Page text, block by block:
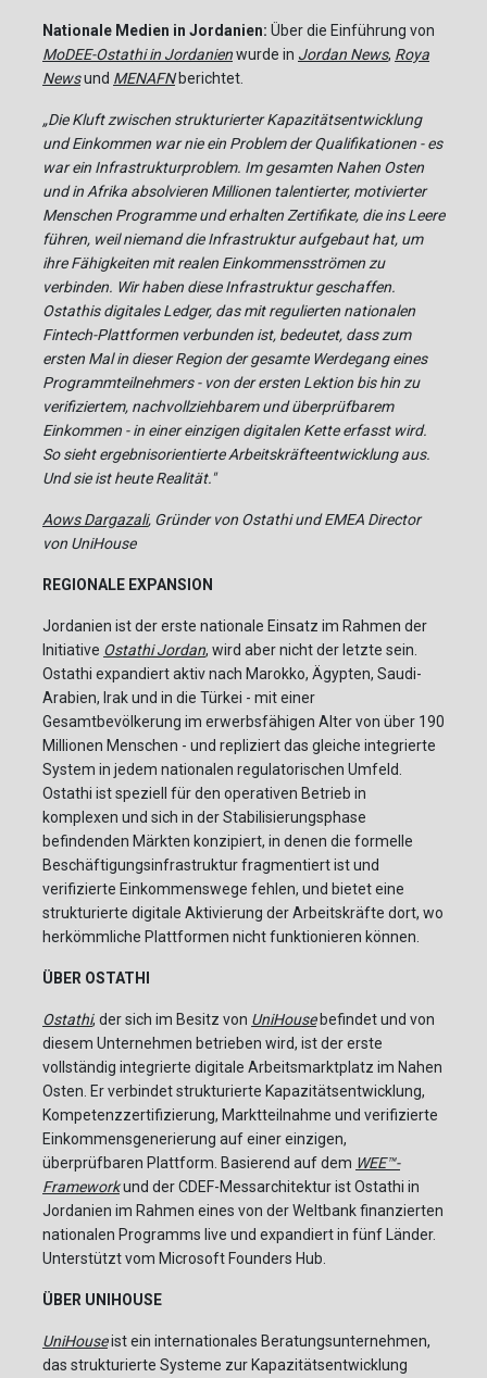
Nationale Medien in Jordanien: Über die Einführung von
MoDEE-Ostathi in Jordanienwurde in Jordan News, Roya
Newsund MENAFNberichtet.
„Die Kluft zwischen strukturierter Kapazitätsentwicklung
und Einkommen war nie ein Problem der Qualifikationen - es
war ein Infrastrukturproblem. Im gesamten Nahen Osten
und in Afrika absolvieren Millionen talentierter, motivierter
Menschen Programme und erhalten Zertifikate, die ins Leere
führen, weil niemand die Infrastruktur aufgebaut hat, um
ihre Fähigkeiten mit realen Einkommensströmen zu
verbinden. Wir haben diese Infrastruktur geschaffen.
Ostathis digitales Ledger, das mit regulierten nationalen
Fintech-Plattformen verbunden ist, bedeutet, dass zum
ersten Mal in dieser Region der gesamte Werdegang eines
Programmteilnehmers - von der ersten Lektion bis hin zu
verifiziertem, nachvollziehbarem und überprüfbarem
Einkommen - in einer einzigen digitalen Kette erfasst wird.
So sieht ergebnisorientierte Arbeitskräfteentwicklung aus.
Und sie ist heute Realität."
Aows Dargazali, Gründer von Ostathi und EMEA Director
von UniHouse
REGIONALE EXPANSION
Jordanien ist der erste nationale Einsatz im Rahmen der
Initiative Ostathi Jordan, wird aber nicht der letzte sein.
Ostathi expandiert aktiv nach Marokko, Ägypten, Saudi-
Arabien, Irak und in die Türkei - mit einer
Gesamtbevölkerung im erwerbsfähigen Alter von über 190
Millionen Menschen - und repliziert das gleiche integrierte
System in jedem nationalen regulatorischen Umfeld.
Ostathi ist speziell für den operativen Betrieb in
komplexen und sich in der Stabilisierungsphase
befindenden Märkten konzipiert, in denen die formelle
Beschäftigungsinfrastruktur fragmentiert ist und
verifizierte Einkommenswege fehlen, und bietet eine
strukturierte digitale Aktivierung der Arbeitskräfte dort, wo
herkömmliche Plattformen nicht funktionieren können.
ÜBER OSTATHI
Ostathi, der sich im Besitz von UniHousebefindet und von
diesem Unternehmen betrieben wird, ist der erste
vollständig integrierte digitale Arbeitsmarktplatz im Nahen
Osten. Er verbindet strukturierte Kapazitätsentwicklung,
Kompetenzzertifizierung, Marktteilnahme und verifizierte
Einkommensgenerierung auf einer einzigen,
überprüfbaren Plattform. Basierend auf dem WEE™-
Frameworkund der CDEF-Messarchitektur ist Ostathi in
Jordanien im Rahmen eines von der Weltbank finanzierten
nationalen Programms live und expandiert in fünf Länder.
Unterstützt vom Microsoft Founders Hub.
ÜBER UNIHOUSE
UniHouseist ein internationales Beratungsunternehmen,
das strukturierte Systeme zur Kapazitätsentwicklung